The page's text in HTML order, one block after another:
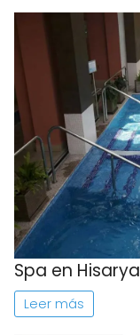
Spa en Hisarya
Leer más